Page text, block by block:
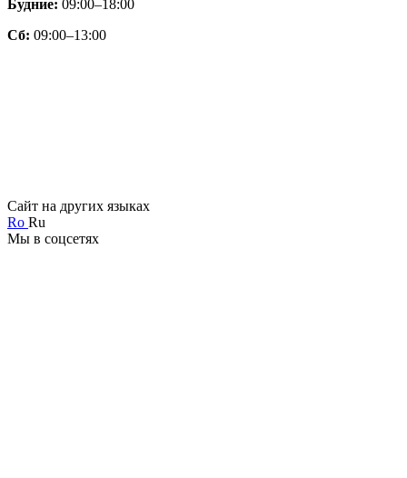
Будние: 09:00–18:00
Сб: 09:00–13:00
Сайт на других языках
Ro Ru
Мы в соцсетях